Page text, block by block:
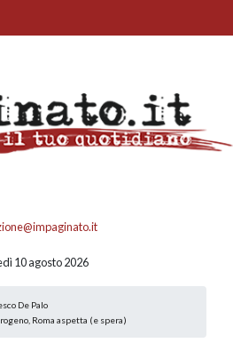
10 agosto 2026
De Palo
Roma aspetta (e spera)